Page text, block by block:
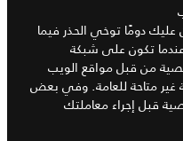
عليك دومًا توخي الحذر فيما
تكون على شبكة
من قبل مواقع الويب
غير متاحة للعامة. وفي بعض
قبل إجراء معاملتك